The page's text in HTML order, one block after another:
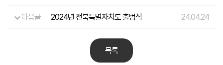
다음글 2024년 전북특별자치도 출범식 24.04.24
목록